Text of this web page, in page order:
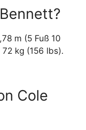
m (5 Fuß 10
kg (156 lbs).
Cole